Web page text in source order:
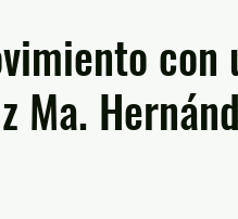
2023
Ciudadana
con
Ma.